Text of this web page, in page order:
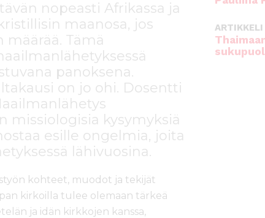
nopeasti Afrikassa ja
maanosa, jos
Tämä
panoksena.
on jo ohi. Dosentti
missiologisia kysymyksiä
esille ongelmia, joita
lähivuosina.
kohteet, muodot ja tekijät
kirkoilla tulee olemaan tärkeä
ja idän kirkkojen kanssa,
ARTIKKELI